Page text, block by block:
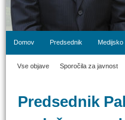
Domov Predsednik
Vse objave Sporočila za javnost
Predsednik